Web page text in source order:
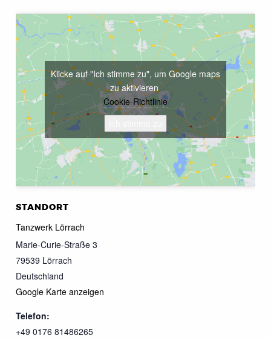
STANDORT
Tanzwerk Lörrach
Marie-Curie-Straße 3
79539 Lörrach
Deutschland
Google Karte anzeigen
Telefon:
+49 0176 81486265
Klicke auf "Ich stimme zu", um Google maps
zu aktivieren
Cookie-Richtlinie